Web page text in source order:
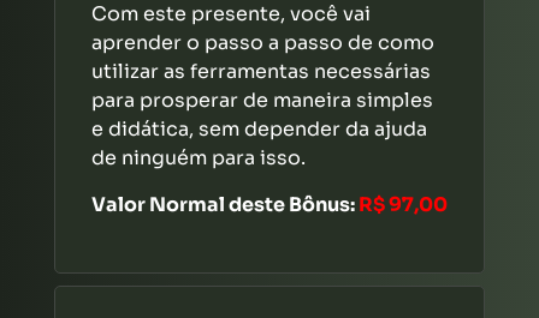
Com este presente, você vai
aprender o passo a passo de como
utilizar as ferramentas necessárias
para prosperar de maneira simples
e didática, sem depender da ajuda
de ninguém para isso.
Valor Normal deste Bônus:R$ 97,00